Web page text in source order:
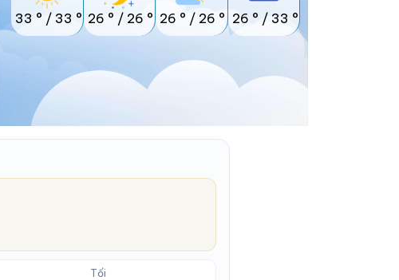
33 ° / 33 ° 26 ° / 26 ° 26 ° / 26 ° 26 ° / 33 °
Tối